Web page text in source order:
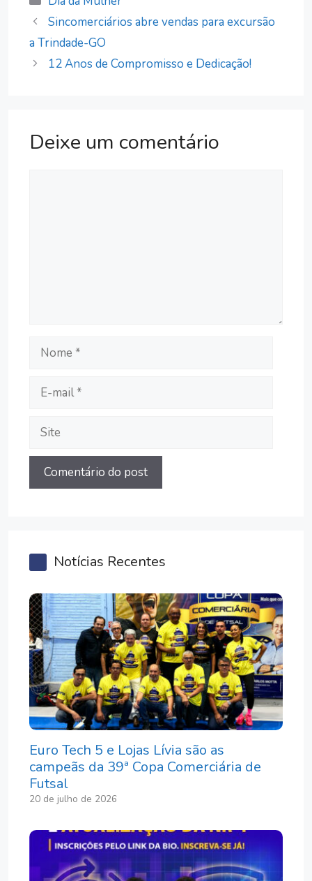
Sincomerciários abre vendas para excursão
a Trindade-GO
12 Anos de Compromisso e Dedicação!
Deixe um comentário
Nome
mail
Site
Notícias Recentes
Euro Tech 5 e Lojas Lívia são as
campeãs da 39ª Copa Comerciária de
Futsal
20 de julho de 2026